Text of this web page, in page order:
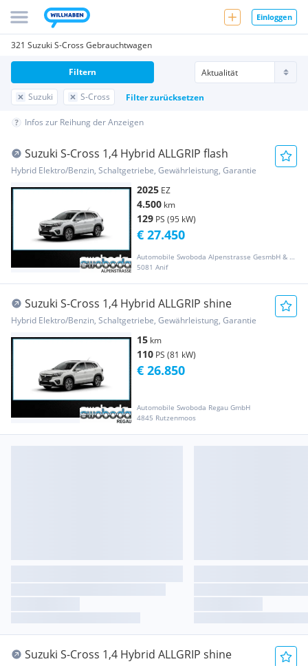
Einloggen
321 Suzuki S-Cross Gebrauchtwagen
Suzuki S-Cross Filter zurücksetzen
Filtern
Infos zur Reihung der Anzeigen
Suzuki S-Cross 1,4 Hybrid ALLGRIP flash
Hybrid Elektro/Benzin, Schaltgetriebe, Gewährleistung, Garantie
2025 EZ
4.500 km
129 PS (95 kW)
Automobile Swoboda Alpenstrasse GesmbH & Co KG
5081 Anif
€ 27.450
Suzuki S-Cross 1,4 Hybrid ALLGRIP shine
Hybrid Elektro/Benzin, Schaltgetriebe, Gewährleistung, Garantie
15 km
110 PS (81 kW)
Automobile Swoboda Regau GmbH
4845 Rutzenmoos
€ 26.850
Suzuki S-Cross 1,4 Hybrid ALLGRIP shine